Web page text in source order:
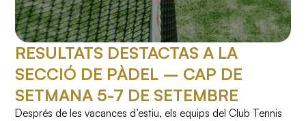
RESULTATS DESTACTAS A LA
SECCIÓ DE PÀDEL – CAP DE
SETMANA 5-7 DE SETEMBRE
Després de les vacances d’estiu, els equips del Club Tennis